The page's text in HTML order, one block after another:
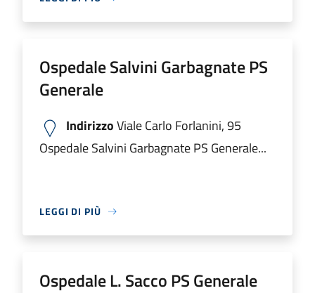
Ospedale Salvini Garbagnate PS
Generale
IndirizzoViale Carlo Forlanini, 95
Ospedale Salvini Garbagnate PS Generale...
LEGGI DI PIÙ
Ospedale L. Sacco PS Generale